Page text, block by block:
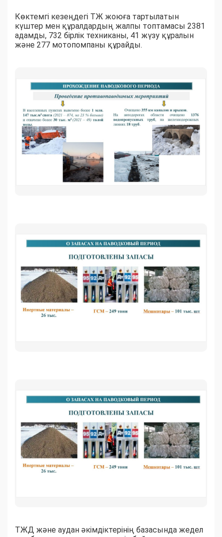
Көктемгі кезеңдегі ТЖ жоюға тартылатын
күштер мен құралдардың жалпы топтамасы 2381
адамды, 732 бірлік техниканы, 41 жүзу құралын
және 277 мотопомпаны құрайды.
ТЖД және аудан әкімдіктерінің базасында жедел